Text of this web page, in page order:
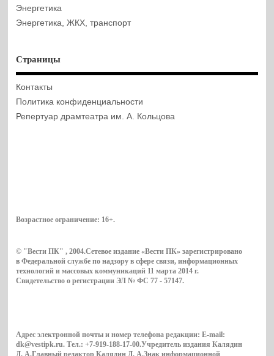
Энергетика
Энергетика, ЖКХ, транспорт
Страницы
Контакты
Политика конфиденциальности
Репертуар драмтеатра им. А. Кольцова
Возрастное ограничение: 16+.
© "Вести ПК" , 2004.Сетевое издание «Вести ПК» зарегистрировано
в Федеральной службе по надзору в сфере связи, информационных
технологий и массовых коммуникаций 11 марта 2014 г.
Свидетельство о регистрации ЭЛ № ФС 77 - 57147.
Адрес электронной почты и номер телефона редакции: E-mail:
dk@vestipk.ru. Тел.: +7-919-188-17-00.Учредитель издания Калядин